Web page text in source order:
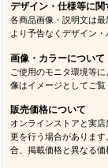
デザイン・仕様等に関
各商品画像・説明文は
より予告なくデザイン
画像・カラーについて
ご使用のモニタ環境等
像はイメージとしてご覧
販売価格について
オンラインストアと実
更を行う場合がありま
合、掲載価格と異なる価